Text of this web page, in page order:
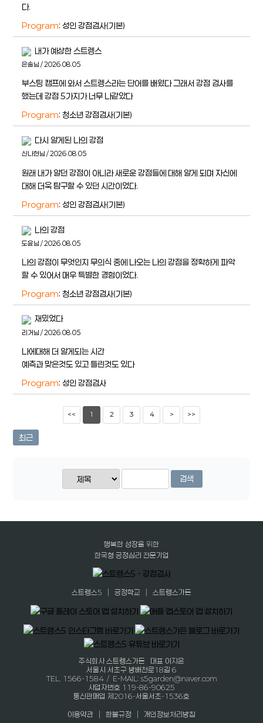
다.
Program: 성인 강점검사(기본)
내가 예상한 스트렝스
은솔님 / 2026.08.05
부스팅 캠프에 와서 스트렝스라는 단어를 배웠다 그래서 강점 검사를
했는데 강점 5가지가 너무 나같았다
Program: 청소년 강점검사(기본)
다시 알게된 나의 강점
신나현님 / 2026.08.05
원래 내가 알던 강점이 아니라 새로운 강점들에 대해 알게 되며 자신에
대해 더욱 탐구할 수 있던 시간이었다.
Program: 성인 강점검사(기본)
나의 강점
도윤님 / 2026.08.05
나의 강점이 무엇인지 무의식 중에 나오는 나의 강점을 정확하게 파악
할 수 있어서 매우 특별한 경험이었다.
Program: 청소년 강점검사(기본)
재밌었다
리거님 / 2026.08.05
나에대해 더 알게되는 시간
예측과 맞은것도 있고 틀린것도 있다
Program: 성인 강점검사
<< 1 2 3 4 > >>
최근
검색
행복한 성장을 위한
한국형 긍정심리 전문기업
스트렝스5 긍정학교 스트렝스가든
주식회사 스트렝스가든 대표 이지은
서울시 서초구 방배천로18길 6
TEL. 1566-1584 / E-MAIL: s5garden@naver.com
사업자번호 119-86-90625
통신판매업 제2016-서울서초-1536호
이용약관 환불규정 개인정보처리방침